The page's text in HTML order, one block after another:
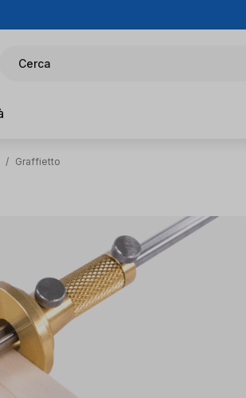
Cerca
/ Graffietto